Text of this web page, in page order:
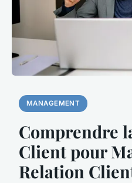
MANAGEMENT
Comprendre
Client pour
Relation